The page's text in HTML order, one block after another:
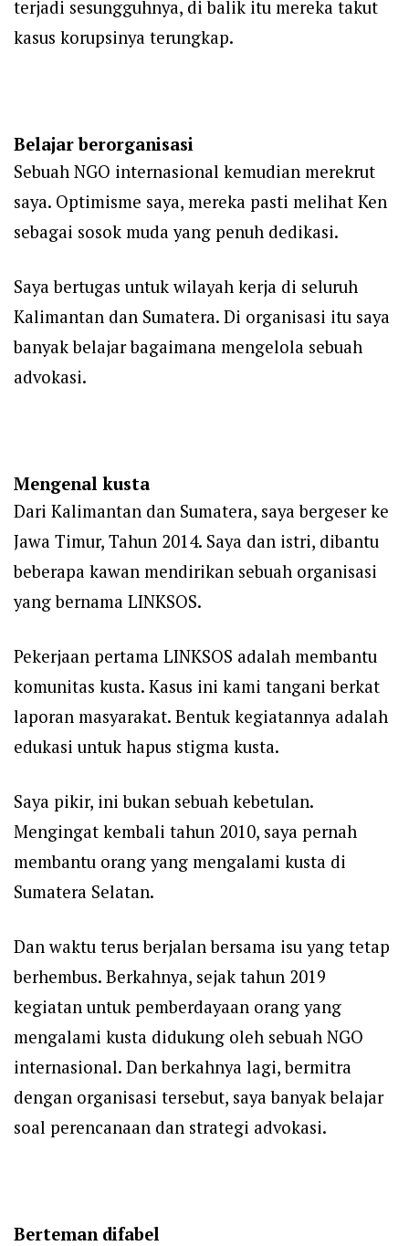
terjadi sesungguhnya, di balik itu mereka takut
kasus korupsinya terungkap.
Belajar berorganisasi
Sebuah NGO internasional kemudian merekrut
saya. Optimisme saya, mereka pasti melihat Ken
sebagai sosok muda yang penuh dedikasi.
Saya bertugas untuk wilayah kerja di seluruh
Kalimantan dan Sumatera. Di organisasi itu saya
banyak belajar bagaimana mengelola sebuah
advokasi.
Mengenal kusta
Dari Kalimantan dan Sumatera, saya bergeser ke
Jawa Timur, Tahun 2014. Saya dan istri, dibantu
beberapa kawan mendirikan sebuah organisasi
yang bernama LINKSOS.
Pekerjaan pertama LINKSOS adalah membantu
komunitas kusta. Kasus ini kami tangani berkat
laporan masyarakat. Bentuk kegiatannya adalah
edukasi untuk hapus stigma kusta.
Saya pikir, ini bukan sebuah kebetulan.
Mengingat kembali tahun 2010, saya pernah
membantu orang yang mengalami kusta di
Sumatera Selatan.
Dan waktu terus berjalan bersama isu yang tetap
berhembus. Berkahnya, sejak tahun 2019
kegiatan untuk pemberdayaan orang yang
mengalami kusta didukung oleh sebuah NGO
internasional. Dan berkahnya lagi, bermitra
dengan organisasi tersebut, saya banyak belajar
soal perencanaan dan strategi advokasi.
Berteman difabel